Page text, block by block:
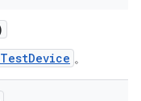
。